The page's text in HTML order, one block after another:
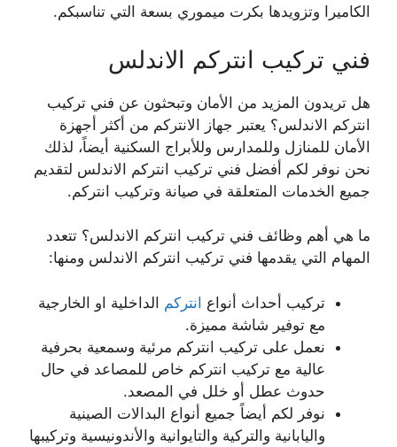
الكاميرا وتزويدها بكرت ميموري بسعة التي تناسبكم.
فني تركيب انتركم الاندلس
هل تريدون المزيد من الأمان وتبحثون عن فني تركيب
انتركم الاندلس؟ يعتبر جهاز الانتركم من أكثر أجهزة
الأمان للمنازل وللمدارس وللأبراج السكنية أيضاً، لذلك
نحن نوفر لكم أفضل فني تركيب انتركم الاندلس لتقديم
جميع الخدمات المتعلقة في صيانة وتركيب انتركم.
ما هي أهم وظائف فني تركيب انتركم الاندلس؟ تتعدد
المهام التي يقدمها فني تركيب انتركم الاندلس ومنها:
تركيب أحداث أنواع انتركم الداخلية او الخارجية
مع توفير شاشة مميزة.
نعمل على تركيب انتركم مرئية وسمعية بحرفية
عالية مع تركيب انتركم خاص للمصاعد في حال
حدوث عطل أو خلل في المصعد.
نوفر لكم أيضاً جميع أنواع البدالات الصينية
واليابانية والتركية والتايوانية والأندونيسية وتركيبها